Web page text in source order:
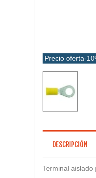
Precio oferta-
DESCRIPCIÓN
Terminal